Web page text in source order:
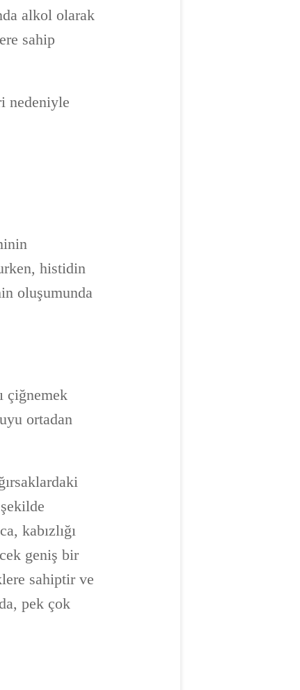
alkol olarak
sahip
nedeniyle
histidin
oluşumunda
çiğnemek
ortadan
kabızlığı
geniş bir
sahiptir ve
pek çok